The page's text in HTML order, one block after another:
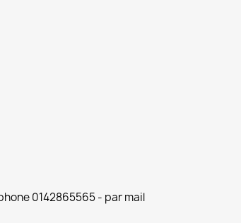
0142865565 - par mail